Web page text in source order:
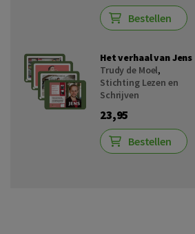
Bestellen
Het verhaal van Jens
Trudy de Moel,
Stichting Lezen en
Schrijven
23,95
Bestellen